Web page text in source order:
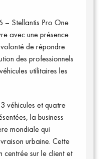
– Stellantis Pro One
avec une présence
de répondre
des professionnels
utilitaires les
véhicules et quatre
la business
mondiale qui
urbaine. Cette
centrée sur le client et